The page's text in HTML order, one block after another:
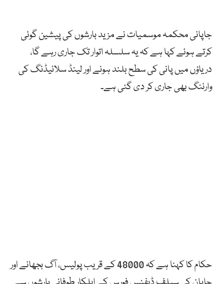
جاپانی محکمہ موسمیات نے مزید بارشوں کی پیشین گوئی
کرتے ہوئے کہا ہے کہ یہ سلسلہ اتوار تک جاری رہے گا،
دریاؤں میں پانی کی سطح بلند ہونے اور لینڈ سلائیڈنگ کی
وارننگ بھی جاری کر دی گئی ہے۔
حکام کا کہنا ہے کہ 48000 کے قریب پولیس، آگ بجھانے اور